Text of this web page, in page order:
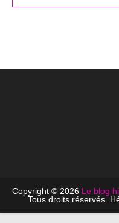
Copyright © 2026 Le blog
Tous droits réservés.